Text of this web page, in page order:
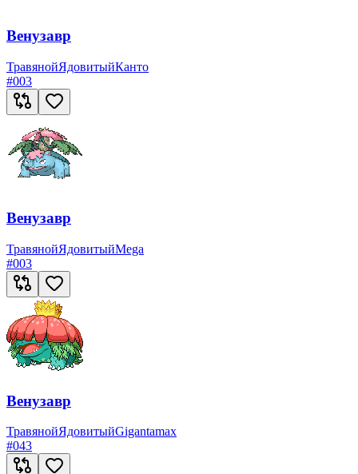
Венузавр
ТравянойЯдовитыйКанто
#003
Венузавр
ТравянойЯдовитыйMega
#003
Венузавр
ТравянойЯдовитыйGigantamax
#043